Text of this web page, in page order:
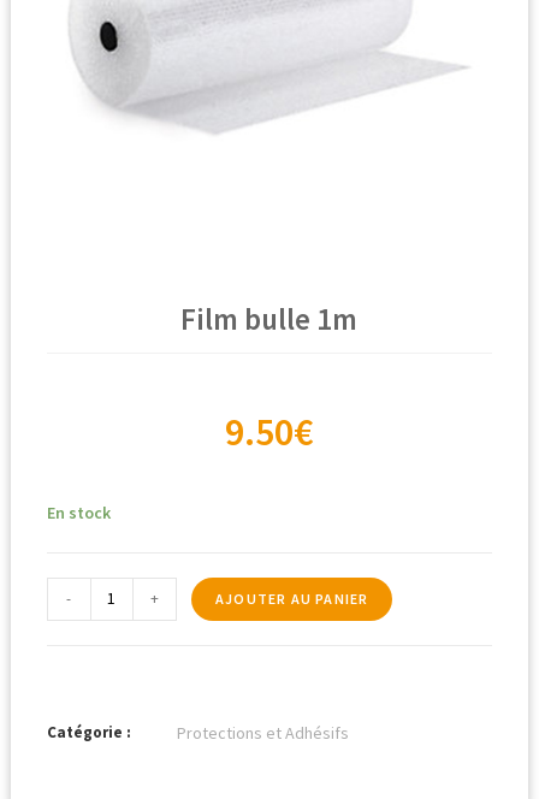
Film bulle 1m
9.50€
En stock
- + AJOUTER AU PANIER
Catégorie : Protections et Adhésifs